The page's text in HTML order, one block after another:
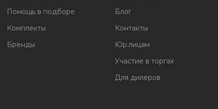
Помощь в подборе
Комплекты
Бренды
Блог
Контакты
Юр.лицам
Участие в торгах
Для дилеров